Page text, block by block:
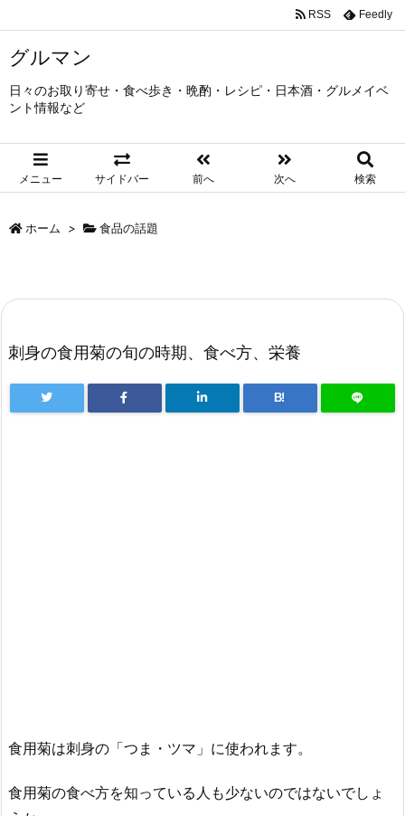
グルマン
日々のお取り寄せ・食べ歩き・晩酌・レシピ・日本酒・グルメイベ
ント情報など
メニュー サイドバー 前へ 次へ 検索
RSS Feedly
ホーム > 食品の話題
刺身の食用菊の旬の時期、食べ方、栄養
B!
食用菊は刺身の「つま・ツマ」に使われます。
食用菊の食べ方を知っている人も少ないのではないでしょ